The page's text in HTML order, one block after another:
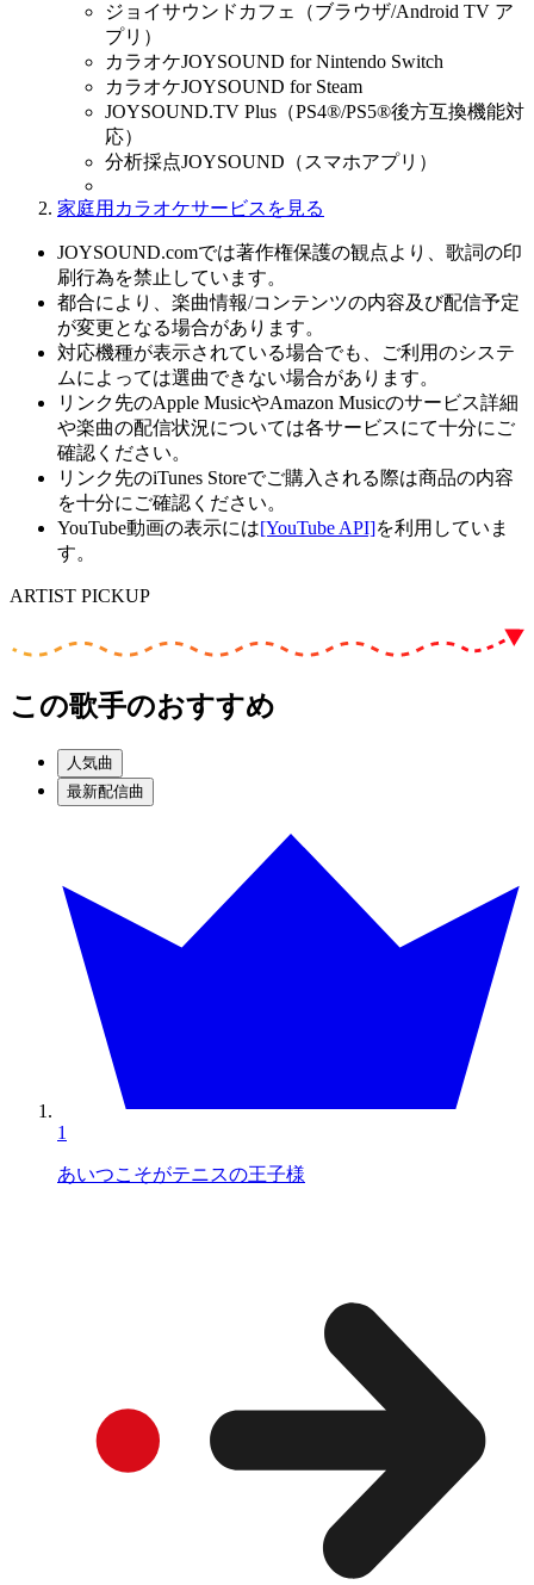
ジョイサウンドカフェ（ブラウザ/Android TV ア
プリ）
カラオケJOYSOUND for Nintendo Switch
カラオケJOYSOUND for Steam
JOYSOUND.TV Plus（PS4®/PS5®後方互換機能対
応）
分析採点JOYSOUND（スマホアプリ）
家庭用カラオケサービスを見る
JOYSOUND.comでは著作権保護の観点より、歌詞の印
刷行為を禁止しています。
都合により、楽曲情報/コンテンツの内容及び配信予定
が変更となる場合があります。
対応機種が表示されている場合でも、ご利用のシステ
ムによっては選曲できない場合があります。
リンク先のApple MusicやAmazon Musicのサービス詳細
や楽曲の配信状況については各サービスにて十分にご
確認ください。
リンク先のiTunes Storeでご購入される際は商品の内容
を十分にご確認ください。
YouTube動画の表示には[YouTube API]を利用していま
す。
ARTIST PICKUP
この歌手のおすすめ
人気曲
最新配信曲
1
あいつこそがテニスの王子様